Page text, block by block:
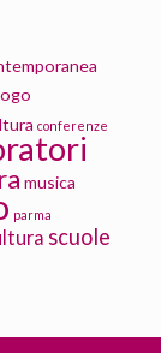
conferenze
musica
parma
scuole